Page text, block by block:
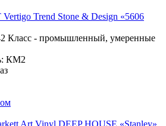
Trend Stone & Design «5606
Класс - промышленный, умеренные
КМ2